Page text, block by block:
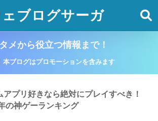
ェブログサーガ
メから役立つ情報まで！
ブログはプロモーションを含みます
アプリ好きなら絶対にプレイすべき！
の神ゲーランキング